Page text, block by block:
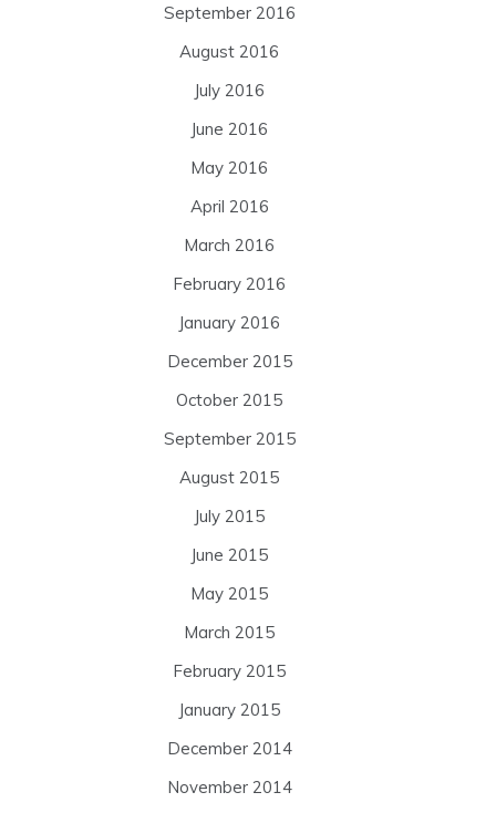
September 2016
August 2016
July 2016
June 2016
May 2016
April 2016
March 2016
February 2016
January 2016
December 2015
October 2015
September 2015
August 2015
July 2015
June 2015
May 2015
March 2015
February 2015
January 2015
December 2014
November 2014